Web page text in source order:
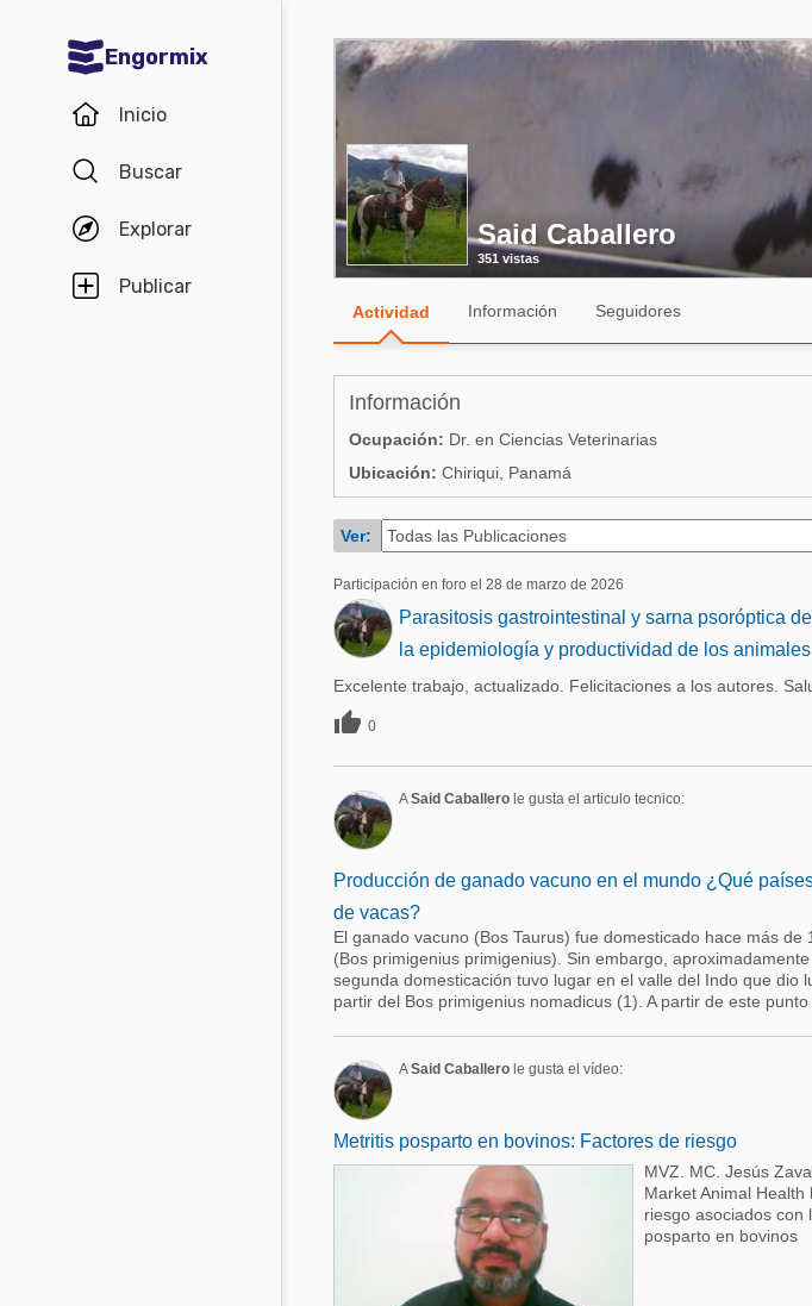
Engormix
Inicio
Buscar
Explorar
Publicar
Comunidades en español
Agricultura
Balanceados - Piensos
Avicultura
Ganadería
Porcicultura
Micotoxinas
Avicultura
Porcicultura
Lechería
Comunidades en portugués
Micotoxinas
Porcicultura
Lechería
Said Caballero
351 vistas
Actividad Información Seguidores
Información
Ocupación: Dr. en Ciencias Veterinarias
Ubicación: Chiriqui, Panamá
Ver:
Participación en foro el 28 de marzo de 2026
Parasitosis gastrointestinal y sarna psoróptica
la epidemiología y productividad de los animales
Excelente trabajo, actualizado. Felicitaciones a los autores.
 0
ASaid Caballerole gusta el articulo tecnico:
Producción de ganado vacuno en el mundo ¿Qué
de vacas?
El ganado vacuno (Bos Taurus) fue domesticado hace más de
(Bos primigenius primigenius). Sin embargo,
segunda domesticación tuvo lugar en el valle del Indo que dio
partir del Bos primigenius nomadicus (1). A partir de este punto
ASaid Caballerole gusta el vídeo:
Metritis posparto en bovinos: Factores de riesgo
MVZ. MC. Jesús
Market Animal
riesgo asociados con
posparto en bovinos